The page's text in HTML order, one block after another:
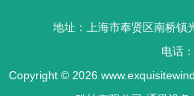
地址：上海市奉贤区南桥镇
电话
Copyright © 2026